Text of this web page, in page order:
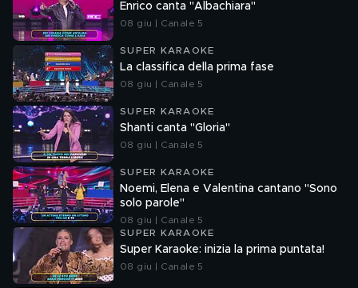
Enrico canta "Albachiara"
08 giu | Canale 5
SUPER KARAOKE
La classifica della prima fase
08 giu | Canale 5
SUPER KARAOKE
Shanti canta "Gloria"
08 giu | Canale 5
SUPER KARAOKE
Noemi, Elena e Valentina cantano "Sono
solo parole"
08 giu | Canale 5
SUPER KARAOKE
Super Karaoke: inizia la prima puntata!
08 giu | Canale 5